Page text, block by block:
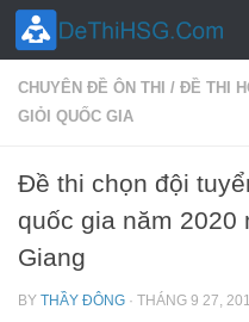
Skip to content
CHUYÊN ĐỀ ÔN THI / ĐỀ THI
GIỎI QUỐC GIA
Đề thi chọn đội
quốc gia năm 2020
Giang
BY THẦY ĐÔNG · THÁNG 9 27,